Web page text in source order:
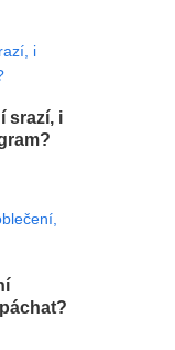
srazí, i